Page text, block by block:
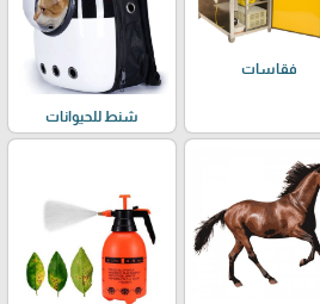
فقاسات
شنط للحيوانات